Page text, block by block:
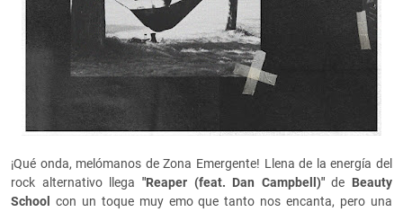
¡Qué onda, melómanos de Zona Emergente! Llena de la energía del
rock alternativo llega "Reaper (feat. Dan Campbell)"de Beauty
School
con un toque muy emo que tanto nos encanta, pero una